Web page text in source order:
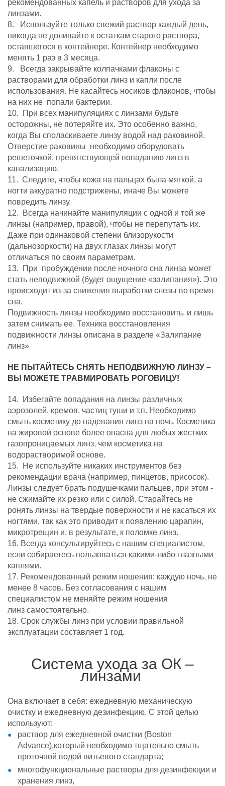
рекомендованных капель и растворов для ухода за
линзами.
8. Используйте только свежий раствор каждый день,
никогда не доливайте к остаткам старого раствора,
оставшегося в контейнере. Контейнер необходимо
менять 1 раз в 3 месяца.
9.
Всегда закрывайте колпачками флаконы с
растворами для обработки линз и капли после
использования. Не касайтесь носиков флаконов, чтобы
на них не попали бактерии.
10.
При всех манипуляциях с линзами будьте
осторожны, не потеряйте их. Это особенно важно,
когда Вы споласкиваете линзу водой над раковиной.
Отверстие раковины необходимо оборудовать
решеточкой, препятствующей попаданию линз в
канализацию.
11. Следите, чтобы кожа на пальцах была мягкой, а
ногти аккуратно подстрижены, иначе Вы можете
повредить линзу.
12. Всегда начинайте манипуляции с одной и той же
линзы (например, правой), чтобы не перепутать их.
Даже при одинаковой степени близорукости
(дальнозоркости) на двух глазах линзы могут
отличаться по своим параметрам.
13. При пробуждении после ночного сна линза может
стать неподвижной (будет ощущение «залипания»). Это
происходит из-за снижения выработки слезы во время
сна.
Подвижность линзы необходимо восстановить, и лишь
затем снимать ее. Техника восстановления
подвижности линзы описана в разделе «Залипание
линз»
НЕ ПЫТАЙТЕСЬ СНЯТЬ НЕПОДВИЖНУЮ ЛИНЗУ –
ВЫ МОЖЕТЕ ТРАВМИРОВАТЬ РОГОВИЦУ!
14. Избегайте попадания на линзы различных
аэрозолей, кремов, частиц туши и т.п. Необходимо
смыть косметику до надевания линз на ночь. Косметика
на жировой основе более опасна для любых жестких
газопроницаемых линз, чем косметика на
водорастворимой основе.
15.
Не используйте никаких инструментов без
рекомендации врача (например, пинцетов, присосок).
Линзы следует брать подушечками пальцев, при этом -
не сжимайте их резко или с силой. Старайтесь не
ронять линзы на твердые поверхности и не касаться их
ногтями, так как это приводит к появлению царапин,
микротрещин и, в результате, к поломке линз.
16. Всегда консультируйтесь с нашим специалистом,
если собираетесь пользоваться какими-либо глазными
каплями.
17. Рекомендованный режим ношения: каждую ночь, не
менее 8 часов. Без согласования с нашим
специалистом не меняйте режим ношения
линз самостоятельно.
18. Срок службы линз при условии правильной
эксплуатации составляет 1 год.
Система ухода за ОК –
линзами
Она включает в себя: ежедневную механическую
очистку и ежедневную дезинфекцию. С этой целью
используют:
раствор для ежедневной очистки (Boston
Advance),который необходимо тщательно смыть
проточной водой питьевого стандарта;
многофункциональные растворы для дезинфекции и
хранения линз,